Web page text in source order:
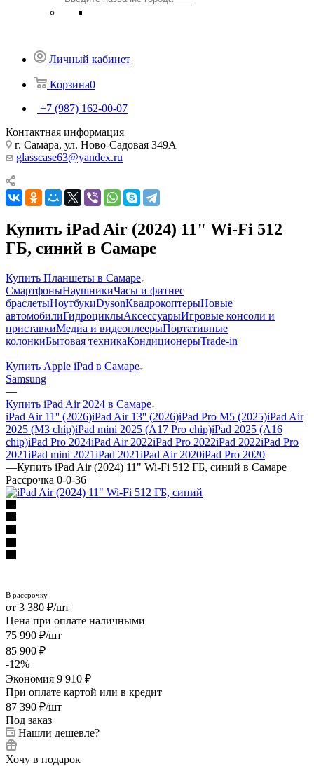
Личный кабинет
Корзина0
+7 (987) 162-00-07
Контактная информация
г. Самара, ул. Ново-Садовая 349А
glasscase63@yandex.ru
Купить iPad Air (2024) 11" Wi-Fi 512
ГБ, синий в Самаре
Купить Планшеты в Самаре
СмартфоныНаушникиЧасы и фитнес
браслетыНоутбукиDysonКвадрокоптерыНовые
автомобилиГидроциклыАксессуарыИгровые консоли и
приставкиМедиа и видеоплеерыПортативные
колонкиБытовая техникаКондиционерыTrade-in
—
Купить Apple iPad в Самаре
Samsung
—
Купить iPad Air 2024 в Самаре
iPad Air 11'' (2026)iPad Air 13'' (2026)iPad Pro M5 (2025)iPad Air
2025 (M3 chip)iPad mini 2025 (A17 Pro chip)iPad 2025 (A16
chip)iPad Pro 2024iPad Air 2022iPad Pro 2022iPad 2022iPad Pro
2021iPad mini 2021iPad 2021iPad Air 2020iPad Pro 2020
—Купить iPad Air (2024) 11" Wi-Fi 512 ГБ, синий в Самаре
Рассрочка 0-0-36
3 380 ₽/шт
Цена при оплате наличными
75 990 ₽/шт
85 900 ₽
-12%
Экономия 9 910 ₽
При оплате картой или в кредит
87 390 ₽/шт
Под заказ
Нашли дешевле?
Хочу в подарок